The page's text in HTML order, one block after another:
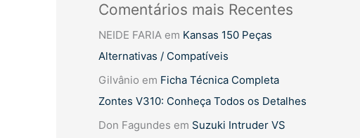
Comentários mais Recentes
NEIDE FARIA em Kansas 150 Peças
Alternativas / Compatíveis
Gilvânio em Ficha Técnica Completa
Zontes V310: Conheça Todos os Detalhes
Don Fagundes em Suzuki Intruder VS